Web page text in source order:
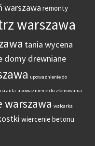
warszawa remonty
warszawa
tania wycena
domy drewniane
upoważnienie do
auta upoważnienie do złomowania
warszawa walcarka
wiercenie betonu